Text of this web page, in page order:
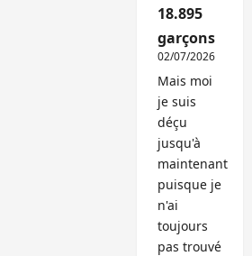
18.895
garçons
02/07/2026
Mais moi
je suis
déçu
jusqu'à
maintenant
puisque je
n'ai
toujours
pas trouvé